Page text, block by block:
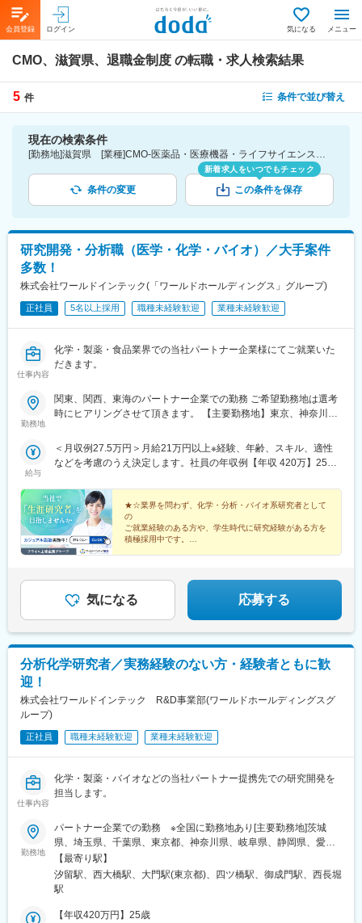
会員登録 ログイン 気になる メニュー
CMO、滋賀県、退職金制度 の転職・求人検索結果
5 件 条件で並び替え
現在の検索条件
[勤務地]滋賀県 [業種]CMO-医薬品・医療機器・ライフサイエンス・医療系サービス [詳細条件](待遇・福利厚生)退職金制度
条件の変更
新着求人をいつでもチェック
この条件を保存
研究開発・分析職（医学・化学・バイオ）／大手案件
多数！
株式会社ワールドインテック(「ワールドホールディングス」グループ)
正社員 5名以上採用 職種未経験歓迎 業種未経験歓迎
仕事内容
化学・製薬・食品業界での当社パートナー企業様にてご就業いた
だきます。
勤務地
関東、関西、東海のパートナー企業での勤務 ご希望勤務地は選考
時にヒアリングさせて頂きます。 【主要勤務地】東京、神奈川、
岡、愛知＼NEW！エリア制度導入／全国でスキルを伸ばしたい方
も、好きな場所で研究をしたい方も、ご希望をお聞かせくださ
給与
＜月収例27.5万円＞月給21万円以上※経験、年齢、スキル、適性
などを考慮のうえ決定します。社員の年収例【年収 420万】25歳
収 750万】56歳
★☆業界を問わず、化学・分析・バイオ系研究者として
の
ご就業経験のある方や、学生時代に研究経験がある方を
積極採用中です。
ります。★☆
気になる 応募する
分析化学研究者／実務経験のない方・経験者ともに歓
迎！
株式会社ワールドインテック R&D事業部(ワールドホールディングスグ
ループ)
正社員 職種未経験歓迎 業種未経験歓迎
仕事内容
化学・製薬・バイオなどの当社パートナー提携先での研究開発を
担当します。
勤務地
パートナー企業での勤務 ※全国に勤務地あり[主要勤務地]茨城
県、埼玉県、千葉県、東京都、神奈川県、岐阜県、静岡県、愛知
県、三重県、滋賀県、京都府、大阪府、兵庫県、広島県、福岡県※
勤務地・配属先企業は、十分に話し合った上で、あなたのご経験
やご希望を考慮し決定します。＼NEW！エリア制度導入／全国で
望をお聞かせください！詳細は選考時にご案内いたします。
【最寄り駅】
汐留駅、西大橋駅、大門駅(東京都)、四ツ橋駅、御成門駅、西長堀
駅
【年収420万円】25歳